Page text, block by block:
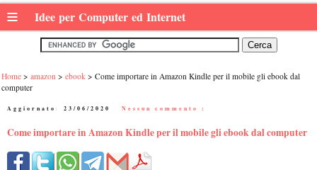
≡ Idee per Computer ed Internet
Home amazon ebook
Come importare in Amazon Kindle per il mobile gli ebook dal
computer
Aggiornato: 23/06/2020 Nessun commento :
Come importare in Amazon Kindle per il mobile gli ebook dal computer